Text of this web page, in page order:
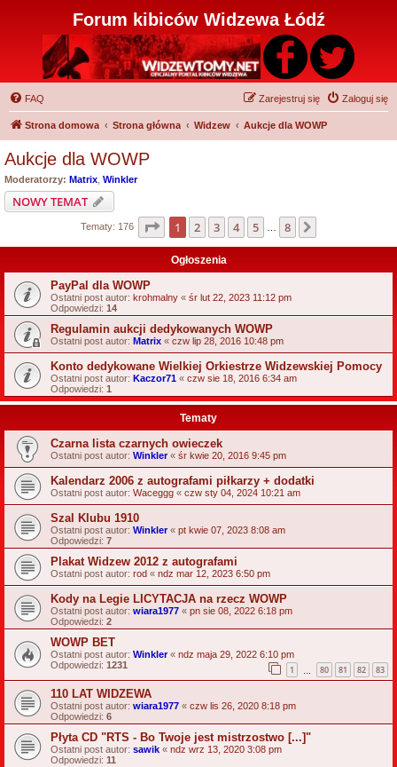
Forum kibiców Widzewa Łódź
FAQ Zaloguj się
Zarejestruj się
Strona domowa Strona główna Widzew Aukcje dla WOWP
Aukcje dla WOWP
Moderatorzy: Matrix Winkler
NOWY TEMAT
Tematy: 176 Strona z8
1 2 3 4 5 8
Ogłoszenia
PayPal dla WOWP
Ostatni post autor: krohmalny « śr lut 22, 2023 11:12 pm
Odpowiedzi: 14
Regulamin aukcji dedykowanych WOWP
Ostatni post autor: Matrix « czw lip 28, 2016 10:48 pm
Konto dedykowane Wielkiej Orkiestrze Widzewskiej Pomocy
Ostatni post autor: Kaczor71 « czw sie 18, 2016 6:34 am
Odpowiedzi: 1
Tematy
Czarna lista czarnych owieczek
Ostatni post autor: Winkler« śr kwie 20, 2016 9:45 pm
Kalendarz 2006 z autografami piłkarzy + dodatki
Ostatni post autor: Waceggg « czw sty 04, 2024 10:21 am
Szal Klubu 1910
Ostatni post autor: Winkler« pt kwie 07, 2023 8:08 am
Odpowiedzi: 7
Plakat Widzew 2012 z autografami
Ostatni post autor: rod « ndz mar 12, 2023 6:50 pm
Kody na Legie LICYTACJA na rzecz WOWP
Ostatni post autor: wiara1977 « pn sie 08, 2022 6:18 pm
Odpowiedzi: 2
WOWP BET
Ostatni post autor: Winkler« ndz maja 29, 2022 6:10 pm
Odpowiedzi: 1231 1 80 81 82 83
110 LAT WIDZEWA
Ostatni post autor: wiara1977 « czw lis 26, 2020 8:18 pm
Odpowiedzi: 6
Płyta CD "RTS - Bo Twoje jest mistrzostwo [...]"
Ostatni post autor: sawik « ndz wrz 13, 2020 3:08 pm
Odpowiedzi: 11